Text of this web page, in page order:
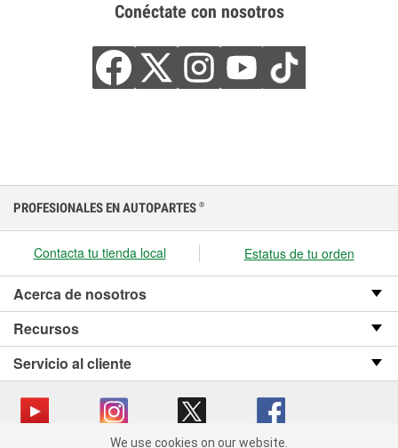
Conéctate con nosotros
PROFESIONALES EN AUTOPARTES ®
Contacta tu tienda local Estatus de tu orden
Acerca de nosotros
Recursos
Servicio al cliente
We use cookies on our website.